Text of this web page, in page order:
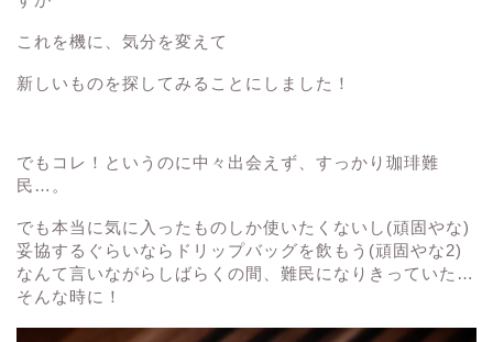
これを機に、気分を変えて
新しいものを探してみることにしました！
でもコレ！というのに中々出会えず、すっかり珈琲難
民…。
でも本当に気に入ったものしか使いたくないし(頑固やな)
妥協するぐらいならドリップバッグを飲もう(頑固やな2)
なんて言いながらしばらくの間、難民になりきっていた…
そんな時に！